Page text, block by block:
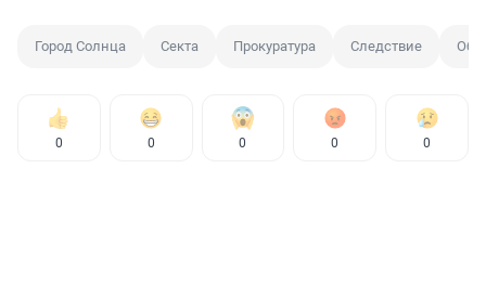
Город Солнца Секта Прокуратура Следствие
0 0 0 0 0